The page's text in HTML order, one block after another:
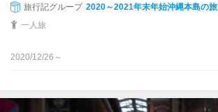
旅行記グループ 2020～2021年末年始沖縄本島の旅
一人旅
2020/12/26～